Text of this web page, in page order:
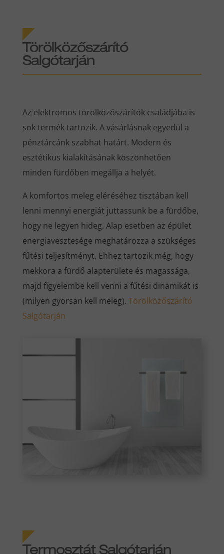
Törölközőszárító
Salgótarján
Az elektromos törölközőszárítók családjába is
sok termék tartozik. A vásárlásnak egyedül a
pénztárcánk szabhat határt. Modern és
esztétikus kialakításának köszönhetően
minden fürdőben megállja a helyét.
A komfortos meleg eléréséhez tisztában kell
lenni mennyi energiát juttassunk be a fürdőbe,
hogy ne legyen hideg. Alap esetben az épület
energiavesztesége meghatározza a szükséges
fűtési teljesítményt. Ehhez tartozik még, hogy
mekkora a fürdő alapterülete és magassága,
majd figyelembe kell venni a fűtési dinamikát is
(milyen gyorsan kell meleg). Törölközőszárító
Salgótarján